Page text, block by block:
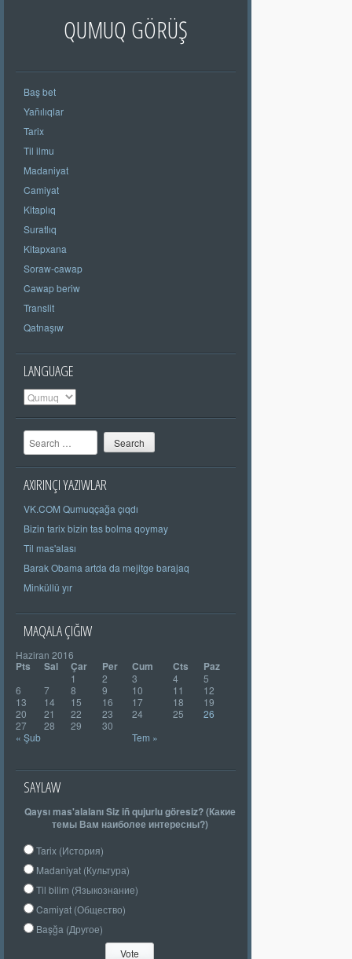
QUMUQ GÖRÜŞ
Baş bet
Yañılıqlar
Tarix
Til ilmu
Madaniyat
Camiyat
Kitaplıq
Suratlıq
Kitapxana
Soraw-cawap
Cawap beriw
Translit
Qatnaşıw
LANGUAGE
Search
AXIRINÇI YAZIWLAR
VK.COM Qumuqçağa çıqdı
Bizin tarix bizin tas bolma qoymay
Til mas'alası
Barak Obama artda da mejitge barajaq
Minküllü yır
MAQALA ÇIĞIW
Haziran 2016
Pts Sal Çar Per Cum Cts Paz
« Şub Tem »
1 2 3 4
5
6
7 8 9 10 11
12
13
14 15 16 17 18
19
20
21 22 23 24 25
26
27
28 29 30
SAYLAW
Qaysı mas'alalanı Siz iñ qujurlu göresiz? (Какие
темы Вам наиболее интересны?)
Tarix (История)
Madaniyat (Культура)
Til bilim (Языкознание)
Camiyat (Общество)
Başğa (Другое)